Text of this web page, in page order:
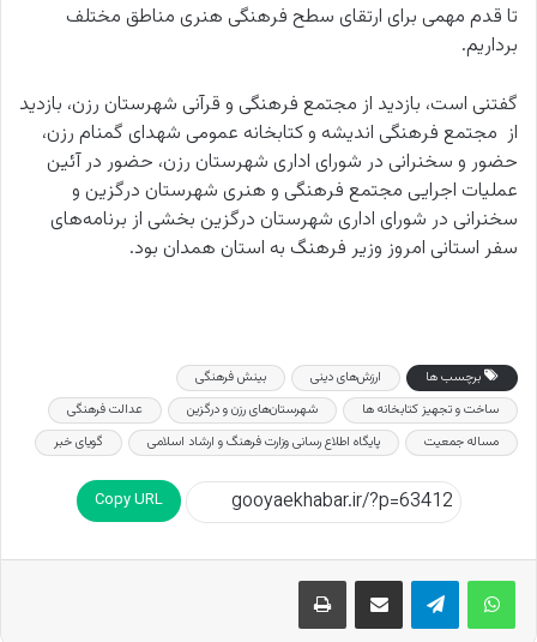
تا قدم مهمی برای ارتقای سطح فرهنگی هنری مناطق مختلف
برداریم.
گفتنی است، بازدید از مجتمع فرهنگی و قرآنی شهرستان رزن، بازدید
از مجتمع فرهنگی اندیشه و کتابخانه عمومی شهدای گمنام رزن،
حضور و سخنرانی در شورای اداری شهرستان رزن، حضور در آئین
عملیات اجرایی مجتمع فرهنگی و هنری شهرستان درگزین و
سخنرانی در شورای اداری شهرستان درگزین بخشی از برنامه‌های
سفر استانی امروز وزیر فرهنگ به استان همدان بود.
برچسب ها ارزش‌های دینی
بینش فرهنگی
ساخت و تجهیز کتابخانه ها
شهرستان‌های رزن و درگزین
عدالت فرهنگی
مساله جمعیت
پایگاه اطلاع رسانی وزارت فرهنگ و ارشاد اسلامی گویای خبر
Copy URL
اشتراک گذاری از طریق ایمیل چاپ